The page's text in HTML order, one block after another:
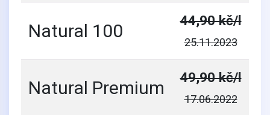
Natural 100 44,90 kč/l
25.11.2023
Natural Premium 49,90 kč/l
17.06.2022